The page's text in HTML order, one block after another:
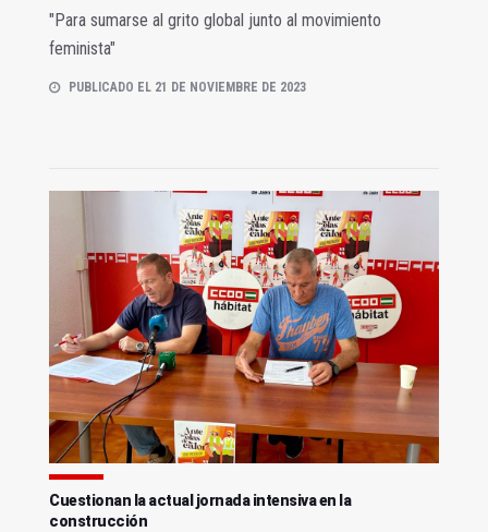
"Para sumarse al grito global junto al movimiento
feminista"
PUBLICADO EL 21 DE NOVIEMBRE DE 2023
Cuestionan la actual jornada intensiva en la
construcción